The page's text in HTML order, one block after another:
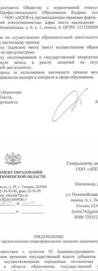
WhatsApp
EMail